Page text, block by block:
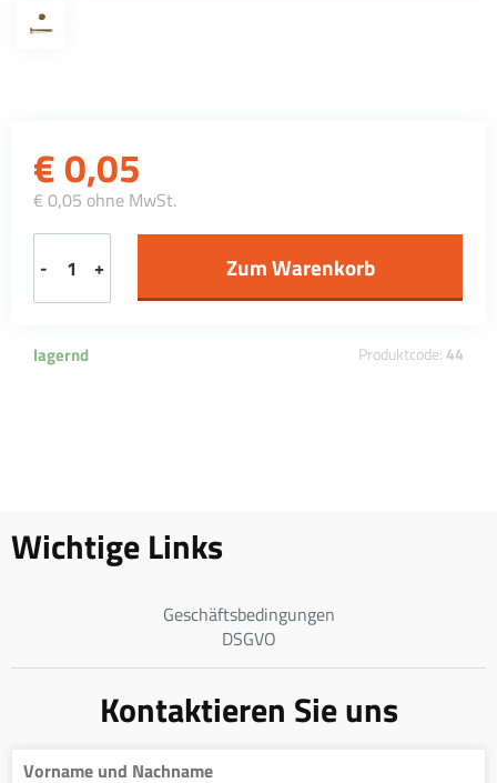
€0,05
€ 0,05 ohne MwSt.
- +
lagernd Produktcode: 44
Wichtige Links
Geschäftsbedingungen
DSGVO
Kontaktieren Sie uns